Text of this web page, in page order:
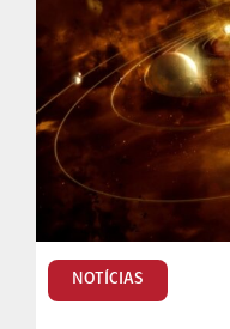
NOTÍCIAS